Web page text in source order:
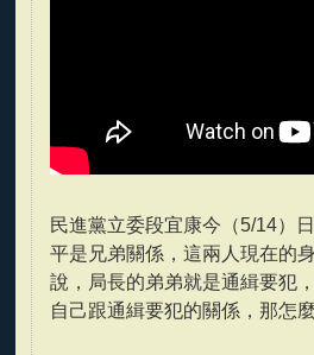
民進黨立委段宜康今（5/14）
平是兄弟關係，這兩人現在的
說，局長的弟弟就是通緝要犯
自己跟通緝要犯的關係，那怎